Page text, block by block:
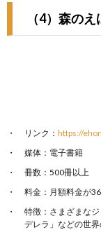
（4）森の
リンク： https://
媒体：電子書籍
冊数：500冊以上
料金：月額料金が
特徴：さまざまな
デレラ」などの世